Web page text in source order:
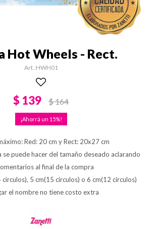
Hot Wheels - Rect.
HWH01
$ 139 $164
15
Red: 20 cm y Rect: 20x27 cm
se puede hacer del tamaño deseado aclarando
al final de la compra
5 cm(15 circulos) o 6 cm(12 circulos)
el nombre no tiene costo extra